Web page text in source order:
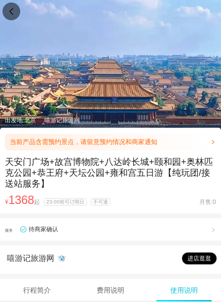
出发地:北京 嘻游记旅游网
当前产品含需预约景点，请留意预约情况和商家通知 
天安门广场+故宫博物院+八达岭长城+颐和园+奥林匹
克公园+恭王府+天坛公园+雍和宫五日游【纯玩团/接
送站服务】
¥1368起 23:00前可订明日 不可退 月售:0
服务 待商家确认 
嘻游记旅游网 进店逛逛
行程简介 费用说明 使用说明
